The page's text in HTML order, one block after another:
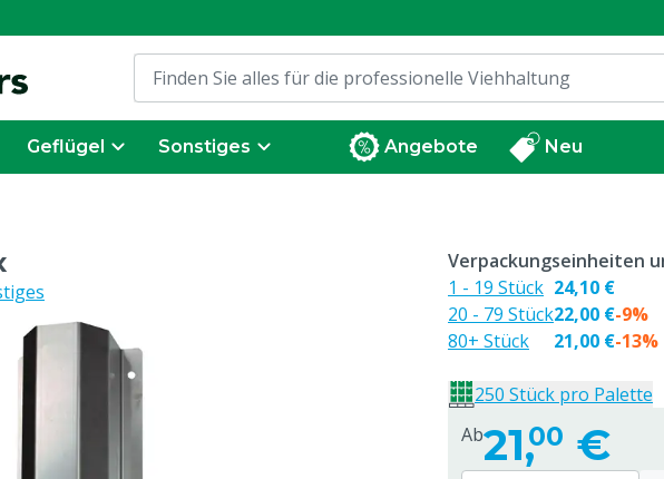
Geflügel Sonstiges Angebote Neu
Ab21,00 €
Verpackungseinheiten
1 - 19 Stück
20 - 79 Stück
80+ Stück
24,10 €
22,00 €
21,00 €
-9%
-13%
250 Stück pro Palette